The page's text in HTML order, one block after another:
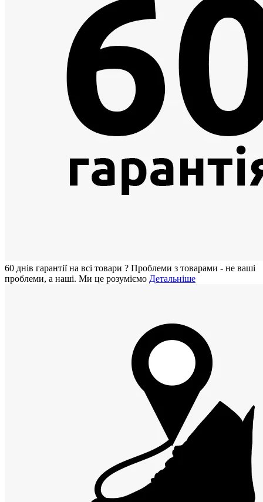
60 днiв гарантії на всi товари ? Проблеми з товарами - не ваші
проблеми, а наші. Ми це розуміємо Детальніше